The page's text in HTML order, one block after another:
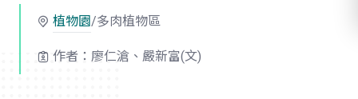
植物園/多肉植物區
作者：廖仁滄、嚴新富(文)